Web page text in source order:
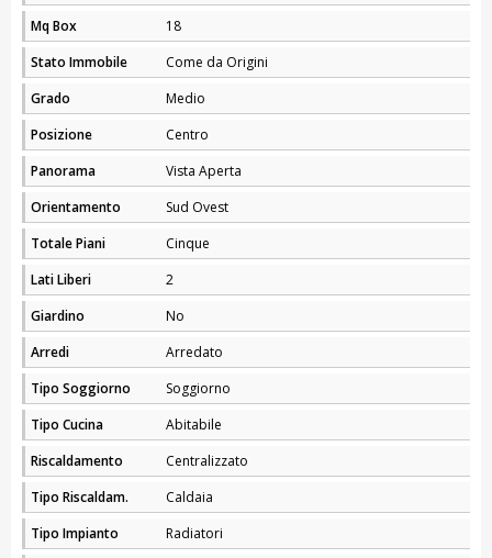
Mq Box
18
Stato Immobile
Come da Origini
Grado
Medio
Posizione
Centro
Panorama
Vista Aperta
Orientamento
Sud Ovest
Totale Piani
Cinque
Lati Liberi
2
Giardino
No
Arredi
Arredato
Tipo Soggiorno
Soggiorno
Tipo Cucina
Abitabile
Riscaldamento
Centralizzato
Tipo Riscaldam.
Caldaia
Tipo Impianto
Radiatori